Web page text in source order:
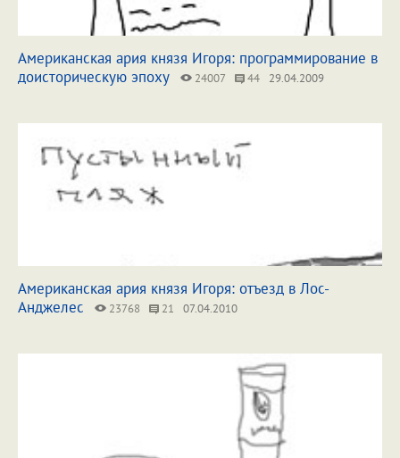
Американская ария князя Игоря: программирование в
доисторическую эпоху
24007 44 29.04.2009
Американская ария князя Игоря: отъезд в Лос-
Анджелес
23768 21 07.04.2010